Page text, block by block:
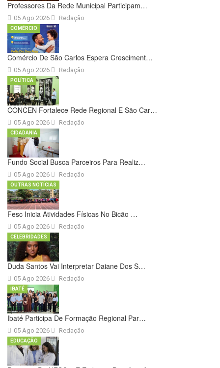
Professores Da Rede Municipal Participam…
05 Ago 2026 Redação
Comércio De São Carlos Espera Cresciment…
05 Ago 2026
COMÉRCIO
Redação
CONCEN Fortalece Rede Regional E São Car…
05 Ago 2026
POLÍTICA
Redação
Fundo Social Busca Parceiros Para Realiz…
05 Ago 2026
CIDADANIA
Redação
Fesc Inicia Atividades Físicas No Bicão …
05 Ago 2026
OUTRAS NOTÍCIAS
Redação
Duda Santos Vai Interpretar Daiane Dos S…
05 Ago 2026
CELEBRIDADES
Redação
Ibaté Participa De Formação Regional Par…
05 Ago 2026
IBATÉ
Redação
EDUCAÇÃO